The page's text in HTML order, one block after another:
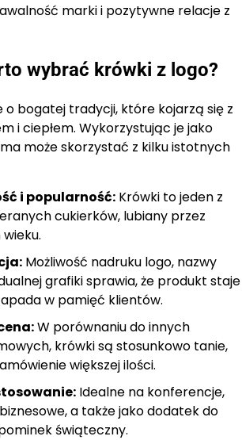
marki i pozytywne relacje z
wybrać krówki z logo?
o bogatej tradycji, które kojarzą się z
i ciepłem. Wykorzystując je jako
może skorzystać z kilku istotnych
i popularność: Krówki to jeden z
cukierków, lubiany przez
Możliwość nadruku logo, nazwy
grafiki sprawia, że produkt staje
w pamięć klientów.
W porównaniu do innych
krówki są stosunkowo tanie,
większej ilości.
Idealne na konferencje,
a także jako dodatek do
świąteczny.